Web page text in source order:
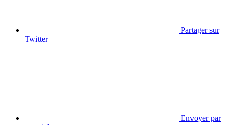
Partager sur
Twitter
Envoyer par